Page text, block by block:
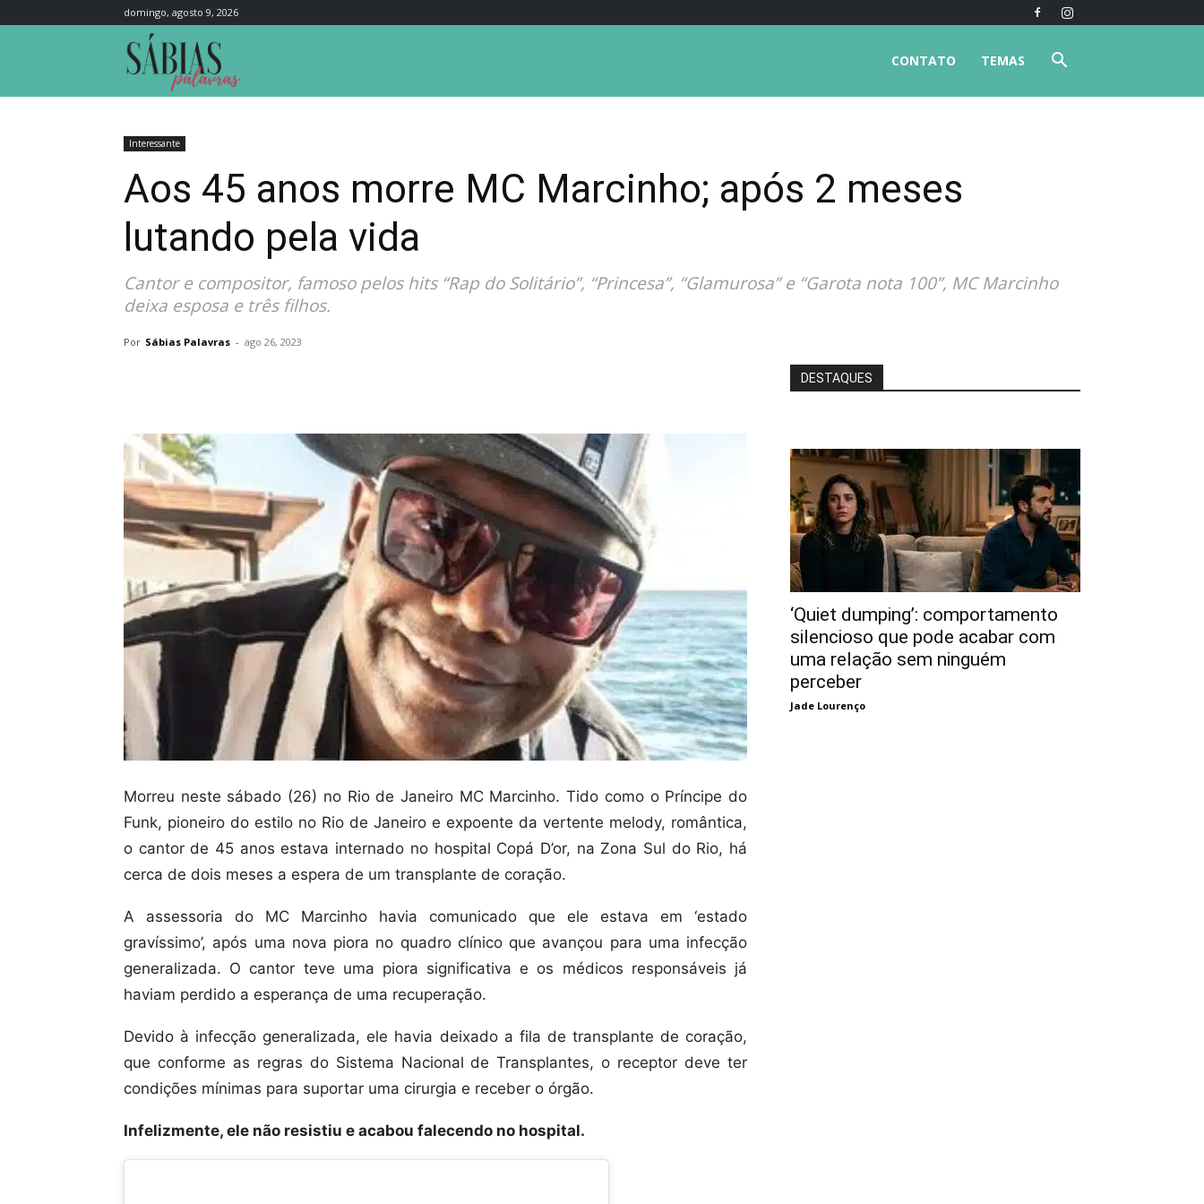
domingo, agosto 9, 2026
TEMAS
CONTATO
Interessante
Aos 45 anos morre MC Marcinho; após 2 meses
lutando pela vida
Cantor e compositor, famoso pelos hits “Rap do Solitário”, “Princesa”, “Glamurosa” e “Garota nota 100”, MC Marcinho
deixa esposa e três filhos.
Por Sábias Palavras - ago 26, 2023
Morreu neste sábado (26) no Rio de Janeiro MC Marcinho. Tido como o Príncipe do
Funk, pioneiro do estilo no Rio de Janeiro e expoente da vertente melody, romântica,
o cantor de 45 anos estava internado no hospital Copá D’or, na Zona Sul do Rio, há
cerca de dois meses a espera de um transplante de coração.
A assessoria do MC Marcinho havia comunicado que ele estava em ‘estado
gravíssimo’, após uma nova piora no quadro clínico que avançou para uma infecção
generalizada. O cantor teve uma piora significativa e os médicos responsáveis já
haviam perdido a esperança de uma recuperação.
Devido à infecção generalizada, ele havia deixado a fila de transplante de coração,
que conforme as regras do Sistema Nacional de Transplantes, o receptor deve ter
condições mínimas para suportar uma cirurgia e receber o órgão.
Infelizmente, ele não resistiu e acabou falecendo no hospital.
DESTAQUES
‘Quiet dumping’: comportamento
silencioso que pode acabar com
uma relação sem ninguém
perceber
Jade Lourenço